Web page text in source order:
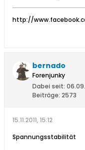
http://
bernado
Forenjunky
Dabei seit:
Beiträge: 2573
15.11.2011, 15:12
Spannungsstabilität